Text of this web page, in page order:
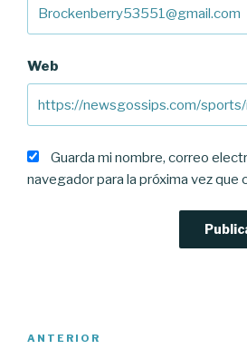
Web
Guarda mi nombre, correo
navegador para la próxima vez que
Entrada
ANTERIOR